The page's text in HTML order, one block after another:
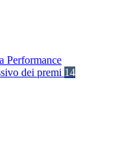
Performance
dei premi 14